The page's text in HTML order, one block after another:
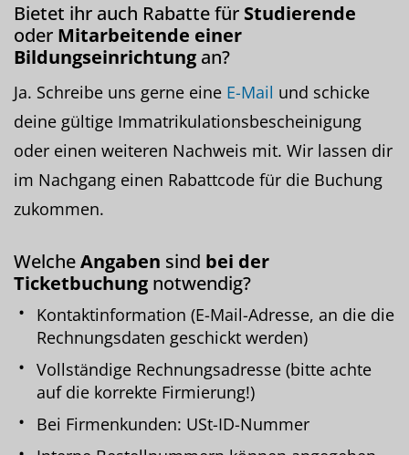
Bietet ihr auch Rabatte für Studierende
oder Mitarbeitende einer
Bildungseinrichtung an?
Ja. Schreibe uns gerne eine E-Mail und schicke
deine gültige Immatrikulationsbescheinigung
oder einen weiteren Nachweis mit. Wir lassen dir
im Nachgang einen Rabattcode für die Buchung
zukommen.
WelcheAngaben sind bei der
Ticketbuchung notwendig?
Kontaktinformation (E-Mail-Adresse, an die die
Rechnungsdaten geschickt werden)
Vollständige Rechnungsadresse (bitte achte
auf die korrekte Firmierung!)
Bei Firmenkunden: USt-ID-Nummer